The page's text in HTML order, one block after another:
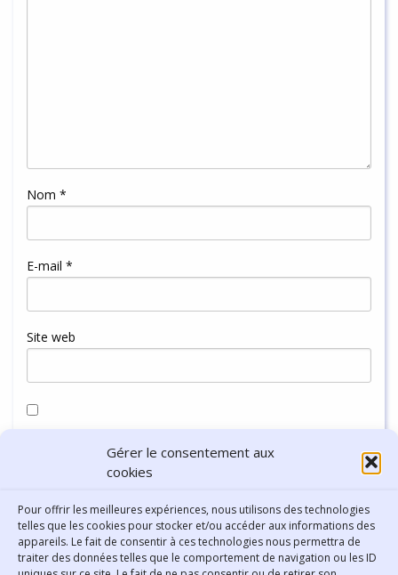
Gérer le consentement aux
cookies
Pour offrir les meilleures expériences, nous utilisons des technologies
telles que les cookies pour stocker et/ou accéder aux informations des
appareils. Le fait de consentir à ces technologies nous permettra de
traiter des données telles que le comportement de navigation ou les ID
Nom *
E-mail *
Site web
navigateur pour mon prochain commentaire.